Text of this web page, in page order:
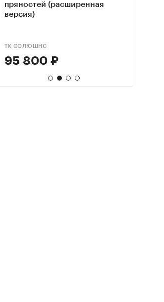
пряностей (расширенная
версия)
ТК СОЛЮШНС
95 800 ₽